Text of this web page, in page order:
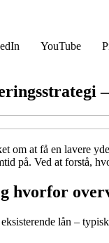
YouTube
om at få en lavere
på. Ved at forstå,
hvorfor
lån –